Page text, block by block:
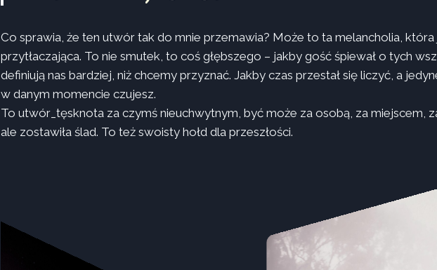
Co sprawia, że ten utwór tak do mnie przemawia? Może to ta melancholia, która
przytłaczająca. To nie smutek, to coś głębszego – jakby gość śpiewał o tych
definiują nas bardziej, niż chcemy przyznać. Jakby czas przestał się liczyć, a
w danym momencie czujesz.
To utwór_tęsknota za czymś nieuchwytnym, być może za osobą, za miejscem,
ale zostawiła ślad. To też swoisty hołd dla przeszłości.